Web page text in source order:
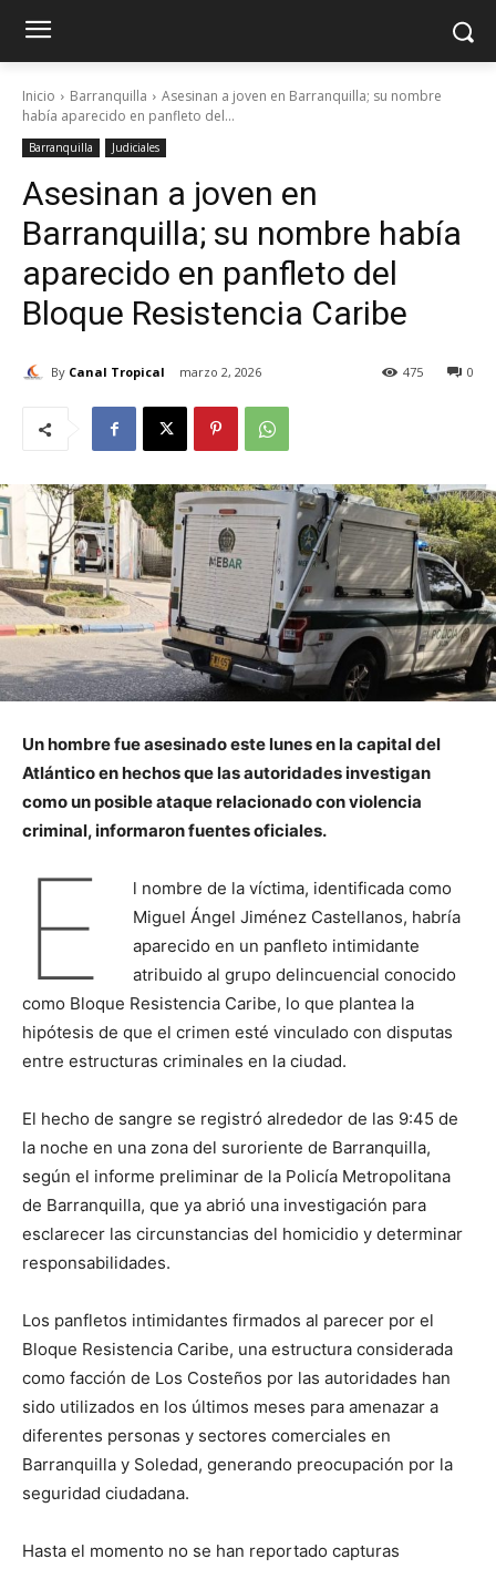
Inicio Barranquilla
Asesinan a joven en Barranquilla; su nombre
había aparecido en panfleto del...
Barranquilla Judiciales
Asesinan a joven en
Barranquilla; su nombre había
aparecido en panfleto del
Bloque Resistencia Caribe
By Canal Tropical marzo 2, 2026 0
475
Un hombre fue asesinado este lunes en la capital del
Atlántico en hechos que las autoridades investigan
como un posible ataque relacionado con violencia
criminal, informaron fuentes oficiales.
E
l nombre de la víctima, identificada como
Miguel Ángel Jiménez Castellanos, habría
aparecido en un panfleto intimidante
atribuido al grupo delincuencial conocido
como Bloque Resistencia Caribe, lo que plantea la
hipótesis de que el crimen esté vinculado con disputas
entre estructuras criminales en la ciudad.
El hecho de sangre se registró alrededor de las 9:45 de
la noche en una zona del suroriente de Barranquilla,
según el informe preliminar de la Policía Metropolitana
de Barranquilla, que ya abrió una investigación para
esclarecer las circunstancias del homicidio y determinar
responsabilidades.
Los panfletos intimidantes firmados al parecer por el
Bloque Resistencia Caribe, una estructura considerada
como facción de Los Costeños por las autoridades han
sido utilizados en los últimos meses para amenazar a
diferentes personas y sectores comerciales en
Barranquilla y Soledad, generando preocupación por la
seguridad ciudadana.
Hasta el momento no se han reportado capturas